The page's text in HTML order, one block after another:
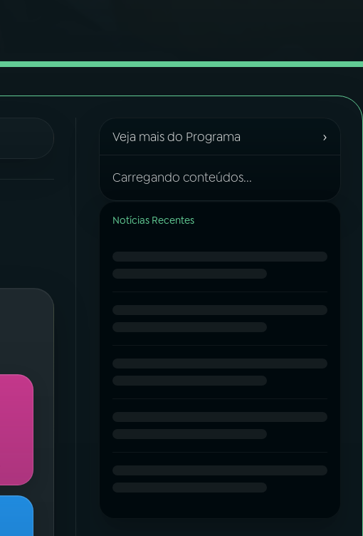
Veja mais do Programa ›
Carregando conteúdos...
Notícias Recentes